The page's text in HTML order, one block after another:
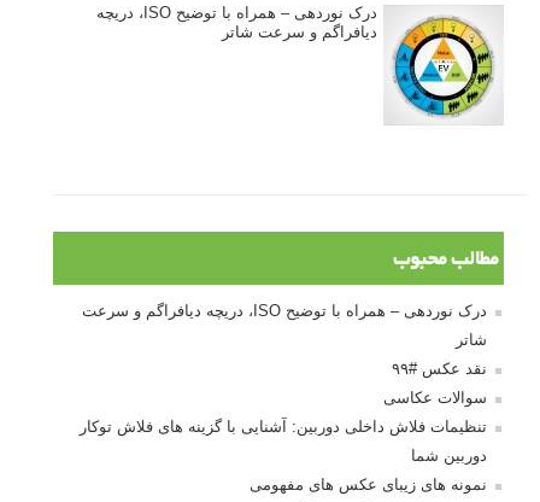
درک نوردهی – همراه با توضیح ISO، دریچه
دیافراگم و سرعت شاتر
مطالب محبوب
درک نوردهی – همراه با توضیح ISO، دریچه دیافراگم و سرعت
شاتر
نقد عکس #۹۹
سوالات عکاسی
تنظیمات فلاش داخلی دوربین: آشنایی با گزینه های فلاش توکار
دوربین شما
نمونه های زیبای عکس های مفهومی